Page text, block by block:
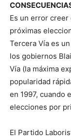
Es un error creer
próximas
Tercera Vía es
los gobiernos
Vía (la máxima
popularidad
en 1997, cuando
elecciones por
El Partido